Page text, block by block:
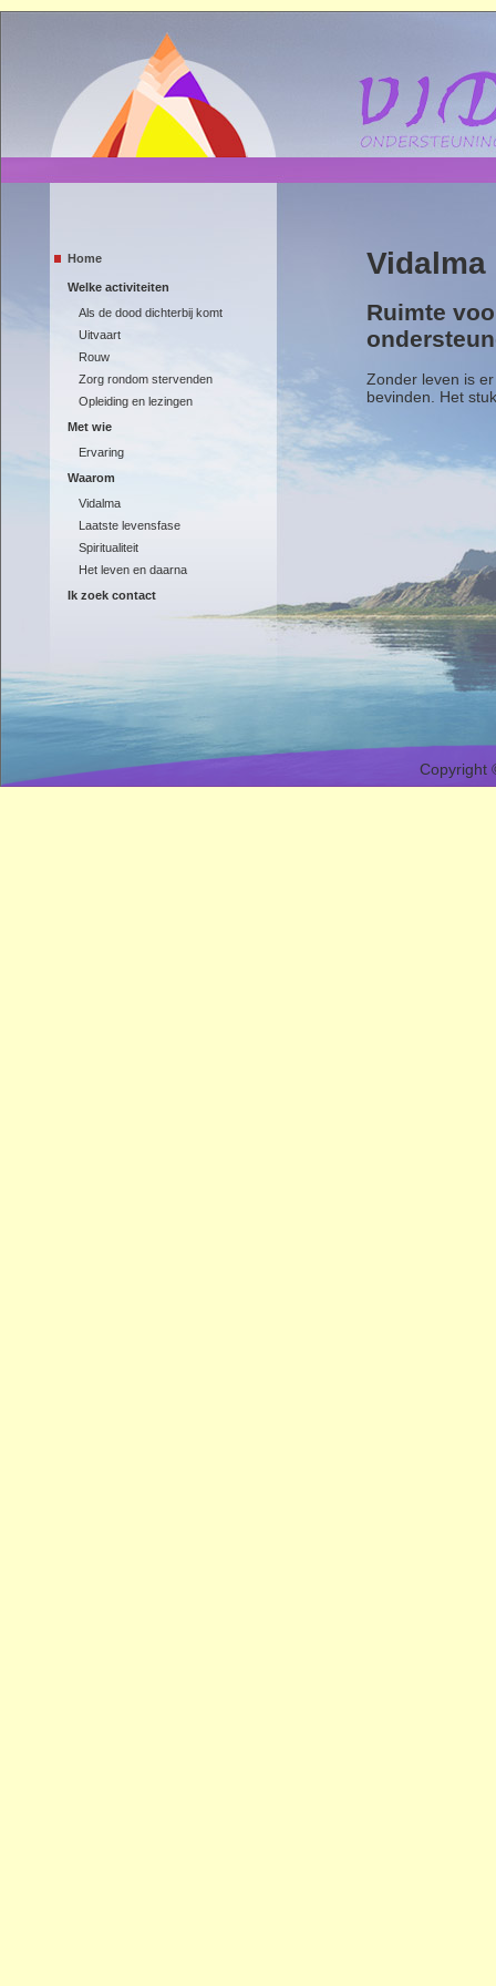
Home
Welke activiteiten
Als de dood dichterbij komt
Uitvaart
Rouw
Zorg rondom stervenden
Opleiding en lezingen
Met wie
Ervaring
Waarom
Vidalma
Laatste levensfase
Spiritualiteit
Het leven en daarna
Ik zoek contact
Vidalma
Ruimte
Zonder leven is
bevinden. Het
Copyright